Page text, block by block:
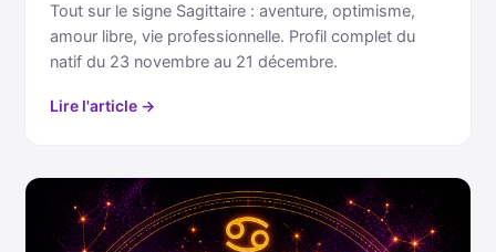
Tout sur le signe Sagittaire : aventure, optimisme,
amour libre, vie professionnelle. Profil complet du
natif du 23 novembre au 21 décembre.
Lire l'article →